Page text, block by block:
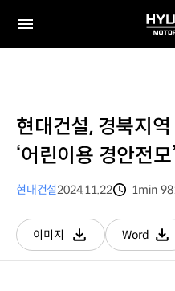
전체
현대건설, 경북지
‘어린이용 경안전모
현대건설2024.11.22
1min
이미지
다운로드
Word
다운